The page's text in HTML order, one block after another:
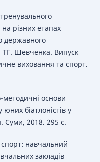
різних етапах
державного
ТГ. Шевченка. Випуск
виховання та спорт.
основи
біатлоністів у
Суми, 2018. 295 с.
навчальний
закладів